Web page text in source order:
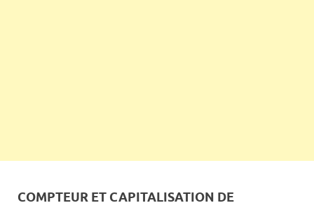
COMPTEUR ET CAPITALISATION DE